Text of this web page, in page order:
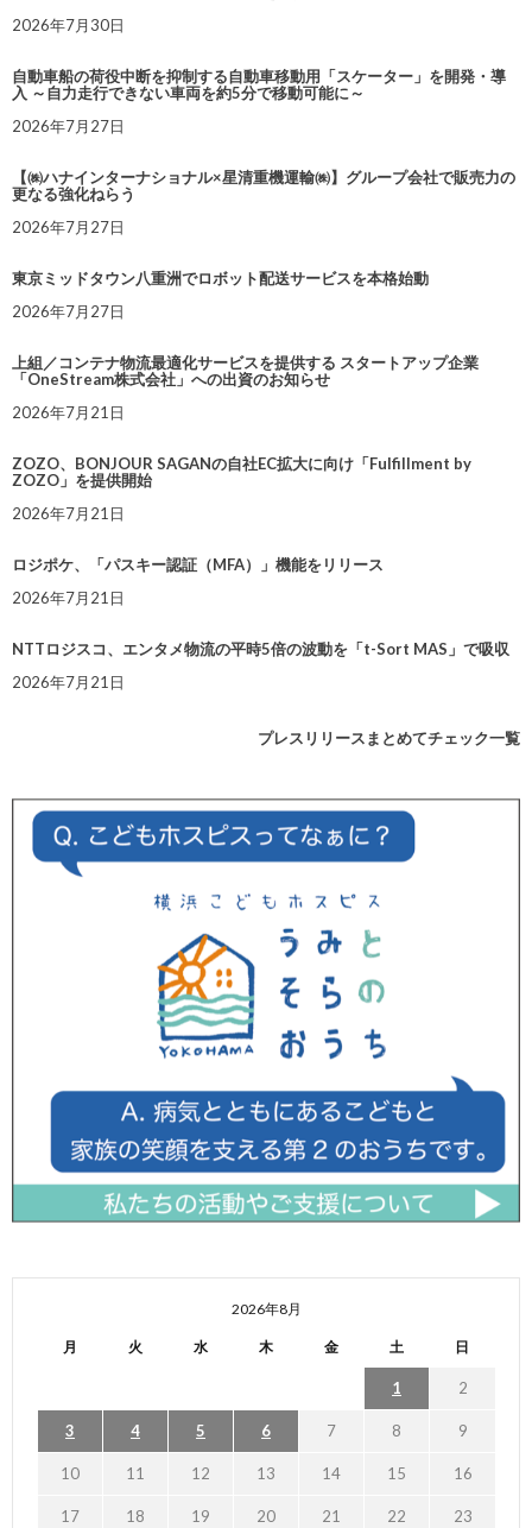
2026年7月30日
自動車船の荷役中断を抑制する自動車移動用「スケーター」を開発・導
入 ～自力走行できない車両を約5分で移動可能に～
2026年7月27日
【㈱ハナインターナショナル×星清重機運輸㈱】グループ会社で販売力の
更なる強化ねらう
2026年7月27日
東京ミッドタウン八重洲でロボット配送サービスを本格始動
2026年7月27日
上組／コンテナ物流最適化サービスを提供する スタートアップ企業
「OneStream株式会社」への出資のお知らせ
2026年7月21日
ZOZO、BONJOUR SAGANの自社EC拡大に向け「Fulfillment by
ZOZO」を提供開始
2026年7月21日
ロジポケ、「パスキー認証（MFA）」機能をリリース
2026年7月21日
NTTロジスコ、エンタメ物流の平時5倍の波動を「t-Sort MAS」で吸収
2026年7月21日
プレスリリースまとめてチェック一覧
2026年8月
月 火 水 木 金 土 日
1 2
3 4 5 6 7 8 9
10 11 12 13 14 15 16
17 18 19 20 21 22 23